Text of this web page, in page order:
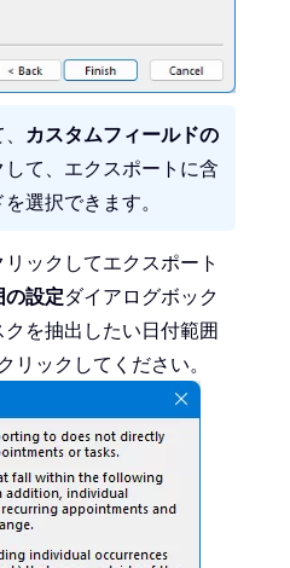
カスタムフィールドの
て、エクスポートに含
選択できます。
ックしてエクスポート
の設定ダイアログボック
を抽出したい日付範囲
リックしてください。